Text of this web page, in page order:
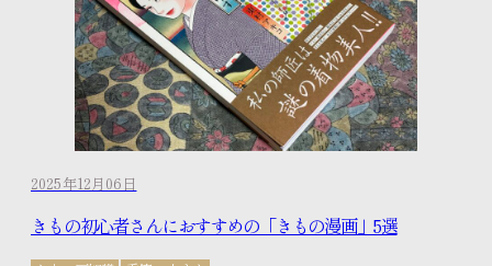
2025年12月06日
きもの初心者さんにおすすめの「きもの漫画」5選